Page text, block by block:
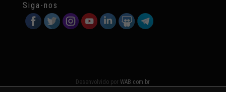
Siga-nos
Desenvolvido porWAB.com.br